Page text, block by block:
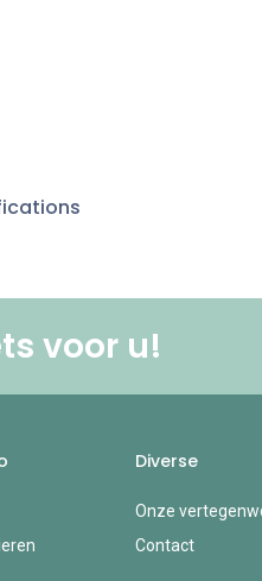
voor u!
Diverse
Onze
Contact